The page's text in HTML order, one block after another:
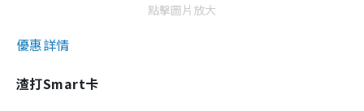
點擊圖片放大
優惠詳情
渣打Smart卡